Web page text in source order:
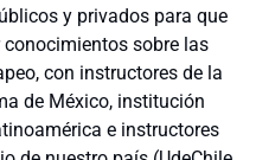
y privados para que
sobre las
con instructores de la
de México, institución
e instructores